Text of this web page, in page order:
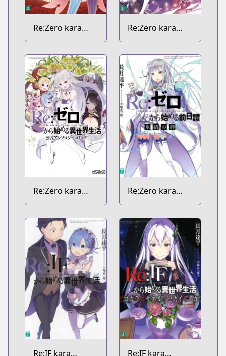
Re:Zero kara
Hajimeru Isekai
Seikatsu Ex
Re:Zero kara
Hajimeru Isekai
Seikatsu
Tanpenshuu
Re:Zero kara
Hajimeru Isekai
Seikatsu:
Koushiki
Anthology Comic
Re:Zero kara
Hajimeru
Zenjitsutan
Re:IF kara
Re:IF kara